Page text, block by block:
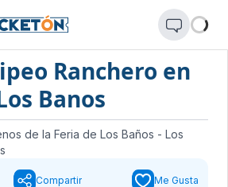
Ranchero en
Banos
de la Feria de Los Baños - Los
Compartir Me Gusta